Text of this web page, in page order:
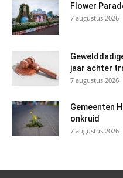
Flower
7 augustus 2026
jaar achter
7 augustus 2026
Gemeenten
onkruid
7 augustus 2026